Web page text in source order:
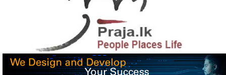
PRAJA.LK